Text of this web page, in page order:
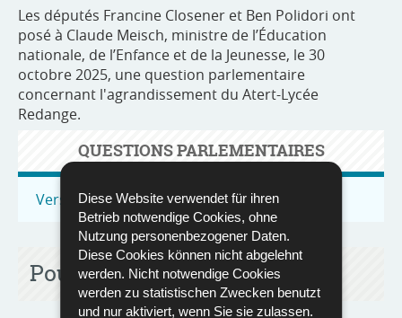
Diese Website verwendet für ihren
Betrieb notwendige Cookies, ohne
Nutzung personenbezogener Daten.
Diese Cookies können nicht abgelehnt
werden. Nicht notwendige Cookies
werden zu statistischen Zwecken benutzt
und nur aktiviert, wenn Sie sie zulassen.
Les députés Francine Closener et Ben Polidori ont
posé à Claude Meisch, ministre de l’Éducation
nationale, de l’Enfance et de la Jeunesse, le 30
octobre 2025, une question parlementaire
concernant l'agrandissement du Atert-Lycée
Redange.
QUESTIONS PARLEMENTAIRES
Vers toutes les questions parlementaires
Pour en savoir plus